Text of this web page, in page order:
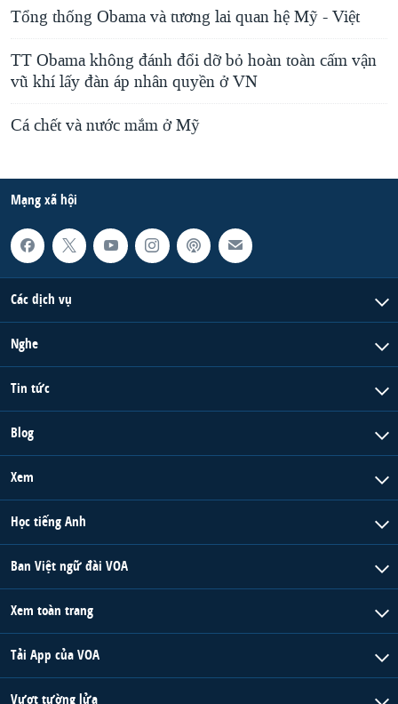
Tổng thống Obama và tương lai quan hệ Mỹ - Việt
TT Obama không đánh đổi dỡ bỏ hoàn toàn cấm vận
vũ khí lấy đàn áp nhân quyền ở VN
Cá chết và nước mắm ở Mỹ
Mạng xã hội
Các dịch vụ
Nghe
Tin tức
Blog
Xem
Học tiếng Anh
Ban Việt ngữ đài VOA
Xem toàn trang
Tải App của VOA
Vượt tường lửa